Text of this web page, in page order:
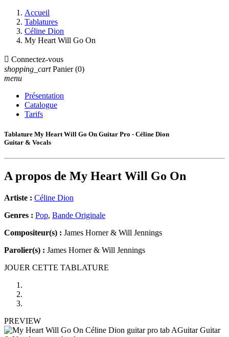
Accueil
Tablatures
Céline Dion
My Heart Will Go On
 Connectez-vous
shopping_cart Panier (0)
menu
Présentation
Catalogue
Tarifs
Tablature My Heart Will Go On Guitar Pro - Céline Dion
Guitar & Vocals
A propos de My Heart Will Go On
Artiste : Céline Dion
Genres : Pop, Bande Originale
Compositeur(s) : James Horner & Will Jennings
Parolier(s) : James Horner & Will Jennings
JOUER CETTE TABLATURE
PREVIEW